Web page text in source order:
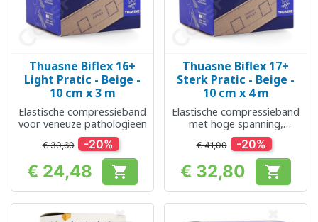
Thuasne Biflex 16+
Light Pratic - Beige -
10 cm x 3 m
Elastische compressieband
voor veneuze pathologieën
€ 30,60 -20%
Prijs
€ 24,48 
Thuasne Biflex 17+
Sterk Pratic - Beige -
10 cm x 4 m
Elastische compressieband
met hoge spanning,
gemakkelijk aan te brengen
€ 41,00 -20%
Prijs
€ 32,80 